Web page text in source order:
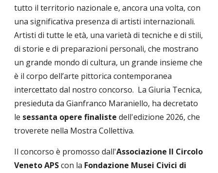
tutto il territorio nazionale e, ancora una volta, con
una significativa presenza di artisti internazionali.
Artisti di tutte le età, una varietà di tecniche e di stili,
di storie e di preparazioni personali, che mostrano
un grande mondo di cultura, un grande insieme che
è il corpo dell’arte pittorica contemporanea
intercettato dal nostro concorso. La Giuria Tecnica,
presieduta da Gianfranco Maraniello, ha decretato
le sessanta opere finaliste dell'edizione 2026,che
troverete nella Mostra Collettiva.
Il concorso è promosso dall'Associazione Il Circolo
Veneto APScon la Fondazione Musei Civici di